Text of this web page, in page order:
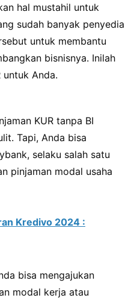
hal mustahil untuk
sudah banyak penyedia
untuk membantu
bisnisnya. Inilah
untuk Anda.
KUR tanpa BI
Tapi, Anda bisa
selaku salah satu
pinjaman modal usaha
Kredivo 2024 :
bisa mengajukan
modal kerja atau